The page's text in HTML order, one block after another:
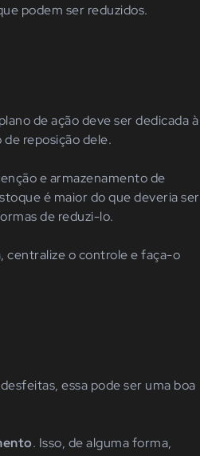
podem ser reduzidos.
de ação deve ser dedicada à
reposição dele.
e armazenamento de
é maior do que deveria ser
de reduzi-lo.
centralize o controle e faça-o
essa pode ser uma boa
. Isso, de alguma forma,